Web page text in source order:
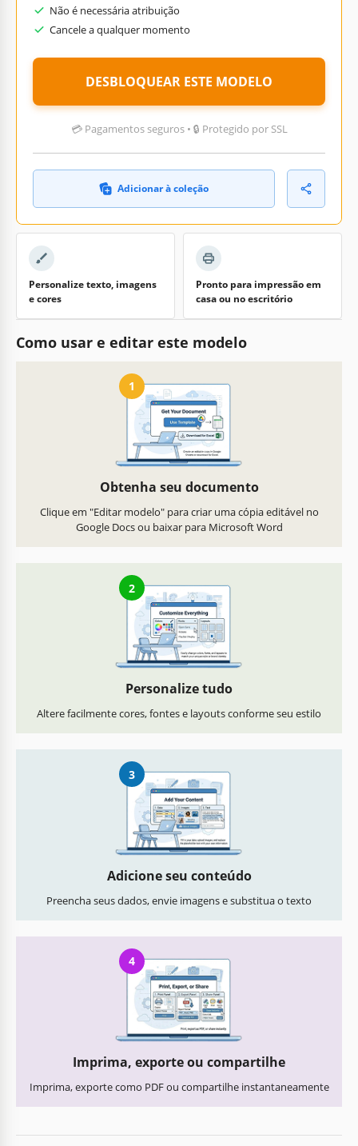
Não é necessária atribuição
Cancele a qualquer momento
DESBLOQUEAR ESTE MODELO
💳 Pagamentos seguros • 🔒 Protegido por SSL
Adicionar à coleção
Personalize texto, imagens
e cores
Pronto para impressão em
casa ou no escritório
Como usar e editar este modelo
1
Obtenha seu documento
Clique em "Editar modelo" para criar uma cópia editável no
Google Docs ou baixar para Microsoft Word
2
Personalize tudo
Altere facilmente cores, fontes e layouts conforme seu estilo
3
Adicione seu conteúdo
Preencha seus dados, envie imagens e substitua o texto
4
Imprima, exporte ou compartilhe
Imprima, exporte como PDF ou compartilhe instantaneamente